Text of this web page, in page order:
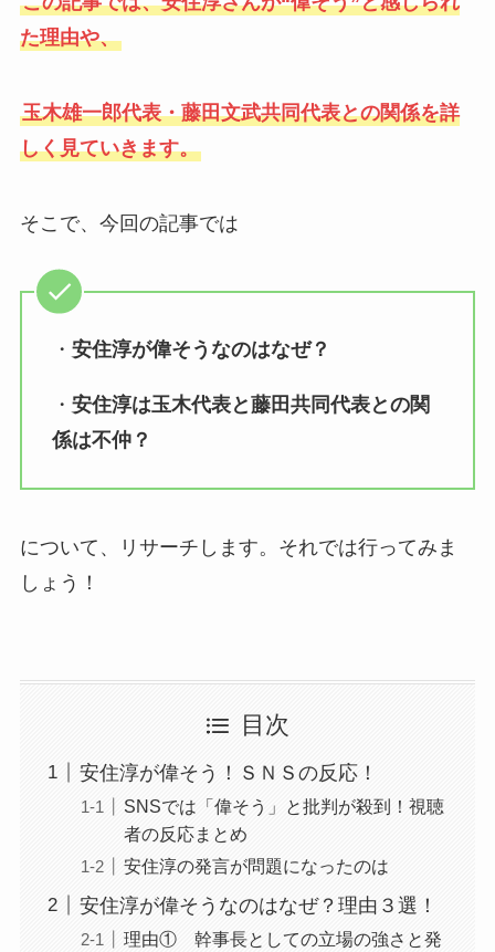
た理由や、
玉木雄一郎代表・藤田文武共同代表との関係を詳
しく見ていきます。
そこで、今回の記事では
・ 安住淳が偉そうなのはなぜ？
・ 安住淳は玉木代表と藤田共同代表との関
係は不仲？
について、リサーチします。それでは行ってみま
しょう！
目次
安住淳が偉そう！ＳＮＳの反応！
SNSでは「偉そう」と批判が殺到！視聴
者の反応まとめ
安住淳の発言が問題になったのは
安住淳が偉そうなのはなぜ？理由３選！
理由① 幹事長としての立場の強さと発